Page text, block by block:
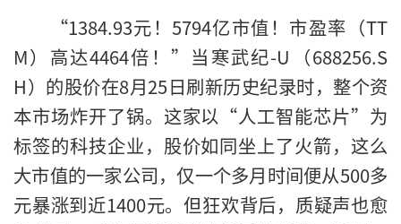
“1384.93元！5794亿市值！市盈率（TT
M）高达4464倍！”当寒武纪-U（688256.S
H）的股价在8月25日刷新历史纪录时，整个资
本市场炸开了锅。这家以“人工智能芯片”为
标签的科技企业，股价如同坐上了火箭，这么
大市值的一家公司，仅一个多月时间便从500多
元暴涨到近1400元。但狂欢背后，质疑声也愈